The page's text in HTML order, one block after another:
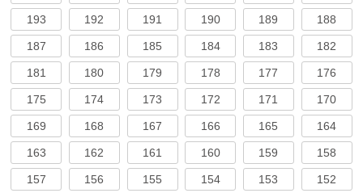
193 192 191 190 189 188
187 186 185 184 183 182
181 180 179 178 177 176
175 174 173 172 171 170
169 168 167 166 165 164
163 162 161 160 159 158
157 156 155 154 153 152